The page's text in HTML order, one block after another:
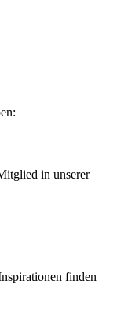
in unserer
finden